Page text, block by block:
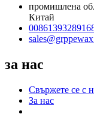
промишлена
Китай
за нас
Свържете се с
За нас